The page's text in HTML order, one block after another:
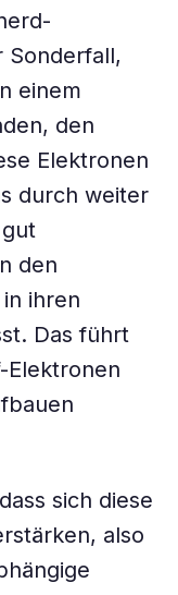
Sonderfall,
einem
den
Elektronen
durch weiter
den
ihren
Das führt
Elektronen
sich diese
also